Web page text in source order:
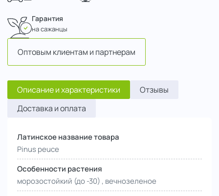
Гарантия
на сажанцы
Оптовым клиентам и партнерам
Описание и характеристики
Отзывы
Доставка и оплата
Латинское название товара
Pinus peuce
Особенности растения
морозостойкий (до -30) , вечнозеленое